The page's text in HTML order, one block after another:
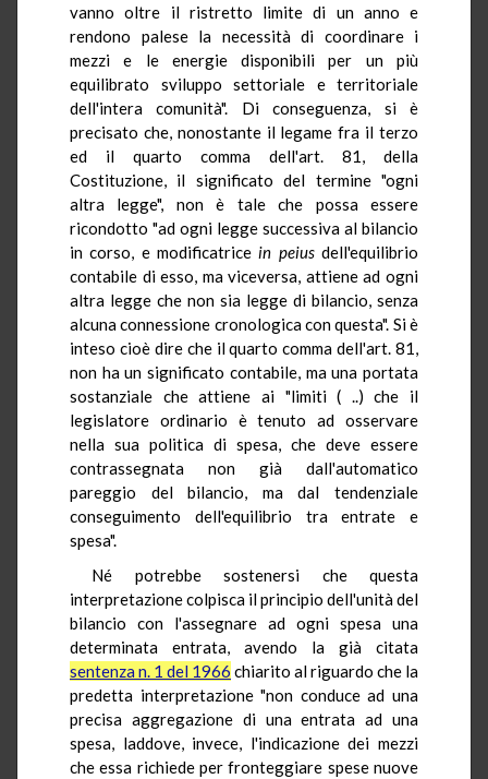
vanno oltre il ristretto limite di un anno e
rendono palese la necessità di coordinare i
mezzi e le energie disponibili per un più
equilibrato sviluppo settoriale e territoriale
dell'intera comunità". Di conseguenza, si è
precisato che, nonostante il legame fra il terzo
ed il quarto comma dell'art. 81, della
Costituzione, il significato del termine "ogni
altra legge", non è tale che possa essere
ricondotto "ad ogni legge successiva al bilancio
in corso, e modificatricein peiusdell'equilibrio
contabile di esso, ma viceversa, attiene ad ogni
altra legge che non sia legge di bilancio, senza
alcuna connessione cronologica con questa". Si è
inteso cioè dire che il quarto comma dell'art. 81,
non ha un significato contabile, ma una portata
sostanziale che attiene ai "limiti ( ..) che il
legislatore ordinario è tenuto ad osservare
nella sua politica di spesa, che deve essere
contrassegnata non già dall'automatico
pareggio del bilancio, ma dal tendenziale
conseguimento dell'equilibrio tra entrate e
spesa".
Né potrebbe sostenersi che questa
interpretazione colpisca il principio dell'unità del
bilancio con l'assegnare ad ogni spesa una
determinata entrata, avendo la già citata
sentenza n. 1 del 1966 chiarito al riguardo che la
predetta interpretazione "non conduce ad una
precisa aggregazione di una entrata ad una
spesa, laddove, invece, l'indicazione dei mezzi
che essa richiede per fronteggiare spese nuove